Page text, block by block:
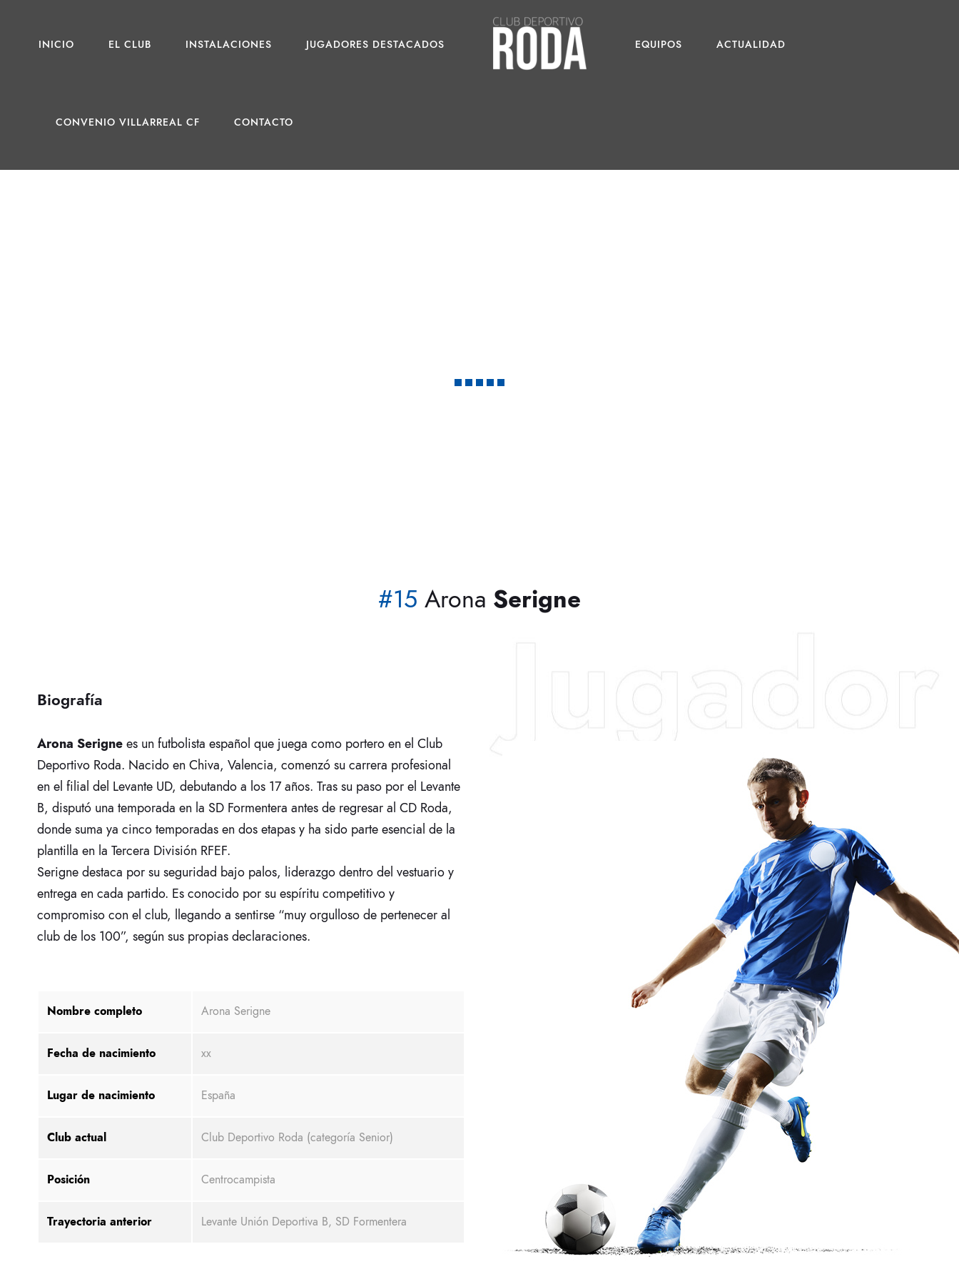
INICIO EL CLUB INSTALACIONES JUGADORES DESTACADOS EQUIPOS ACTUALIDAD
CONVENIO VILLARREAL CF CONTACTO
#15 Arona Serigne
Biografía
Arona Serigne es un futbolista español que juega como portero en el Club
Deportivo Roda. Nacido en Chiva, Valencia, comenzó su carrera profesional
en el filial del Levante UD, debutando a los 17 años. Tras su paso por el Levante
B, disputó una temporada en la SD Formentera antes de regresar al CD Roda,
donde suma ya cinco temporadas en dos etapas y ha sido parte esencial de la
plantilla en la Tercera División RFEF.
Serigne destaca por su seguridad bajo palos, liderazgo dentro del vestuario y
entrega en cada partido. Es conocido por su espíritu competitivo y
compromiso con el club, llegando a sentirse “muy orgulloso de pertenecer al
club de los 100”, según sus propias declaraciones.
Nombre completo Arona Serigne
Fecha de nacimiento xx
Lugar de nacimiento España
Club actual Club Deportivo Roda (categoría Senior)
Posición Centrocampista
Trayectoria anterior Levante Unión Deportiva B, SD Formentera